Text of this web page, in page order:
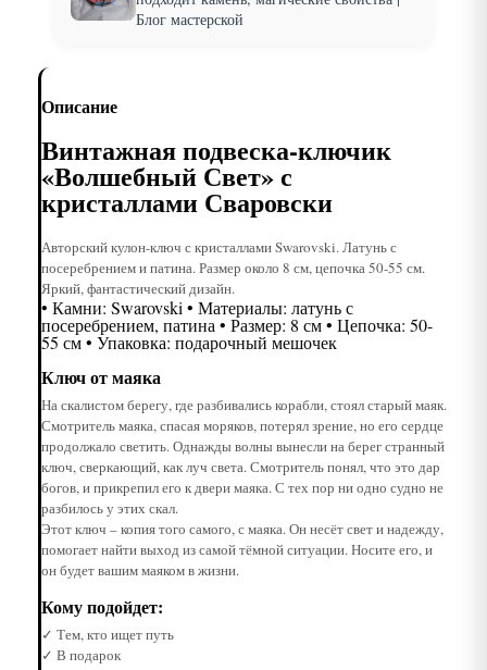
Блог мастерской
Описание
Винтажная подвеска-ключик
«Волшебный Свет» с
кристаллами Сваровски
Авторский кулон-ключ с кристаллами Swarovski. Латунь с
посеребрением и патина. Размер около 8 см, цепочка 50-55 см.
Яркий, фантастический дизайн.
• Камни: Swarovski • Материалы: латунь с
посеребрением, патина • Размер: 8 см • Цепочка: 50-
55 см • Упаковка: подарочный мешочек
Ключ от маяка
На скалистом берегу, где разбивались корабли, стоял старый маяк.
Смотритель маяка, спасая моряков, потерял зрение, но его сердце
продолжало светить. Однажды волны вынесли на берег странный
ключ, сверкающий, как луч света. Смотритель понял, что это дар
богов, и прикрепил его к двери маяка. С тех пор ни одно судно не
разбилось у этих скал.
Этот ключ – копия того самого, с маяка. Он несёт свет и надежду,
помогает найти выход из самой тёмной ситуации. Носите его, и
он будет вашим маяком в жизни.
Кому подойдет:
✓ Тем, кто ищет путь
✓ В подарок